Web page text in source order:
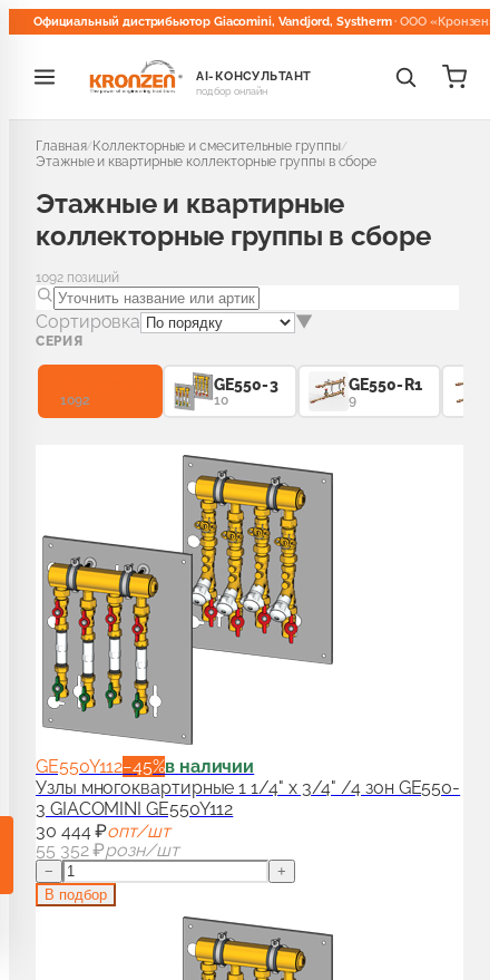
Официальный дистрибьютор Giacomini, Vandjord, Systherm · ООО «Кронзен»
AI-КОНСУЛЬТАНТ
подбор онлайн
Главная/Коллекторные и смесительные группы/
Этажные и квартирные коллекторные группы в сборе
Этажные и квартирные
коллекторные группы в сборе
1092позиций
Сортировка ▼
СЕРИЯ
1092
GE550-3
10
GE550-R1
9
GE550Y112−45%в наличии
Узлы многоквартирные 1 1/4" x 3/4" /4 зон GE550-
3 GIACOMINI GE550Y112
30 444 ₽опт/шт
55 352 ₽розн/шт
−
+
В подбор
ДЛЯ РАДИАТОРОВ
головки и терморегуляторы 30
клапаны для радиаторов
и отсечные клапаны для радиаторов 81
комплекты для радиаторов
гарнитуры для радиаторов
для дизайн-радиаторов
и комплектующие для радиаторов